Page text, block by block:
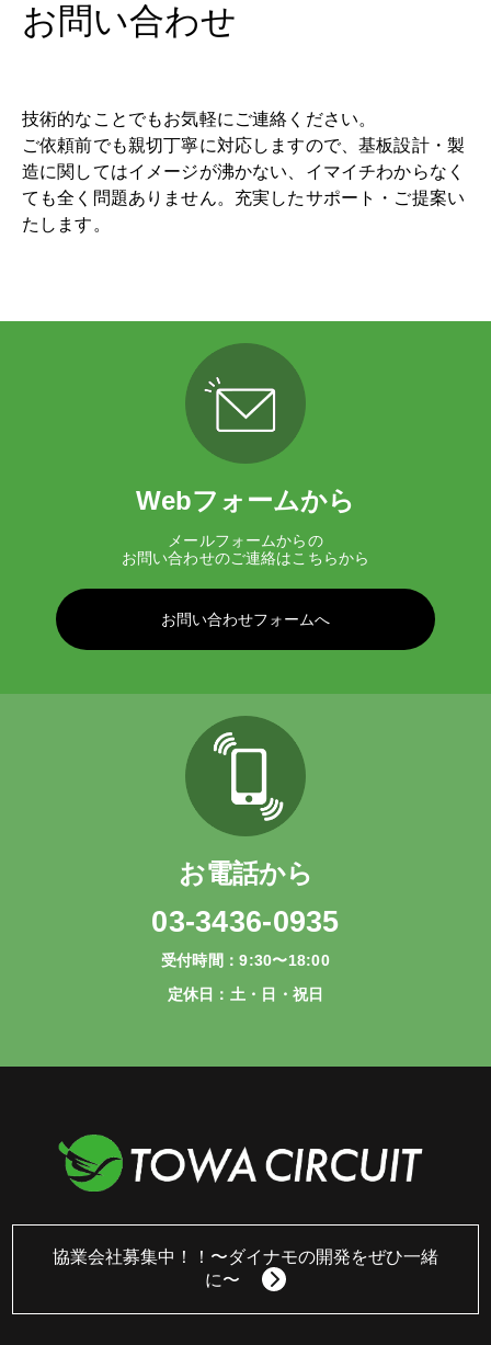
お問い合わせ
技術的なことでもお気軽にご連絡ください。
ご依頼前でも親切丁寧に対応しますので、基板設計・製
造に関してはイメージが沸かない、イマイチわからなく
ても全く問題ありません。充実したサポート・ご提案い
たします。
Webフォームから
メールフォームからの
お問い合わせのご連絡はこちらから
お問い合わせフォームへ
お電話から
03-3436-0935
受付時間：9:30〜18:00
定休日：土・日・祝日
協業会社募集中！！ 〜ダイナモの開発をぜひ一緒
に〜